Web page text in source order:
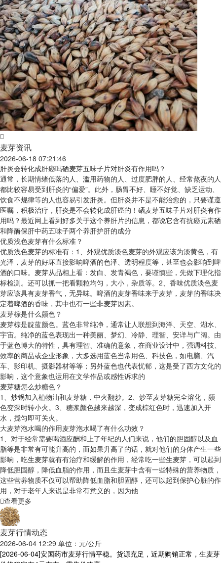
麦芽资讯
2026-06-18 07:21:46
肝炎会转化成肝癌吗硒麦芽五味子片对肝炎有作用吗？
通常，长期情绪低落的人、滥用药物的人、过度肥胖的人、经常熬夜的人
都比较容易受到肝炎的“偏爱”。此外，肠胃不好、睡不好觉、缺乏运动、
饮食不规律等的人也容易引发肝炎。但肝炎并不是不能治愈的，只要谨遵
医嘱，积极治疗，肝炎是不会转化成肝癌的！硒麦芽五味子片对肝炎有作
用吗？最近网上看到好多关于这个养肝片的信息，都说它含有抗癌元素硒
和降酶保肝中药五味子两个养肝护肝的成分
优质浅色麦芽有什么标准？
优质浅色麦芽的标准有：1、外观优质淡色麦芽的外观应该为淡黄色，有
光泽，麦芽的好坏直接影响啤酒的色泽、透明程度等，甚至也会影响到啤
酒的口味。麦芽从品相上看：发白、发青褐色，要谨慎些，先做下理化指
标检测。还可以抓一把看颗粒均匀，大小，杂质等。2、香味优质淡色麦
芽应该具有麦芽香气，无异味。啤酒的麦芽香味来于麦芽，麦芽的香味决
定着啤酒的香味，其中也有一些非麦芽因素。
麦芽棕是什么颜色？
麦芽棕是靛蓝颜色。蓝色非常纯净，通常让人联想到海洋、天空、湖水、
宇宙。纯净的蓝色表现出一种美丽、梦幻、冷静、理智、安详与广阔。由
于蓝色博大的特性，具有理智、准确的意象，在商业设计中，强调科技、
效率的商品或企业形象，大多选用蓝色当常用色、科技色，如电脑、汽
车、影印机、摄影器材等等；另外蓝色也代表忧郁，这是受了西方文化的
影响，这个意象也运用在文学作品或感性诉求的
麦芽糖怎么炒糖色？
1、炒锅加入植物油和麦芽糖，中火翻炒。2、炒至麦芽糖完全溶化，颜
色变深时转小火。3、糖浆颜色越来越深，变成棕红色时，迅速加入开
水，搅匀即可关火。
大麦芽泡水喝的作用麦芽泡水喝了有什么功效？
1、对于经常需要喝酒应酬和上了年纪的人们来说，他们的胆固醇以及血
脂等是非常有可能升高的，而如果升高了的话，就对他们的身体产生一些
影响，吃生麦芽就有有治疗和缓解的作用，经常吃一些生麦芽，可以起到
降低胆固醇，降低血脂的作用，而且生麦芽中含有一些特殊的营养物质，
这些营养物质不仅可以帮助降低血脂和胆固醇，还可以起到保护心脏的作
用，对于老年人来说是非常有意义的，因为他
查看更多
麦芽行情动态
2026-06-04 12:29 单位：元/公斤
[2026-06-04]安国药市麦芽行情平稳。货源充足，近期购销正常，生麦芽